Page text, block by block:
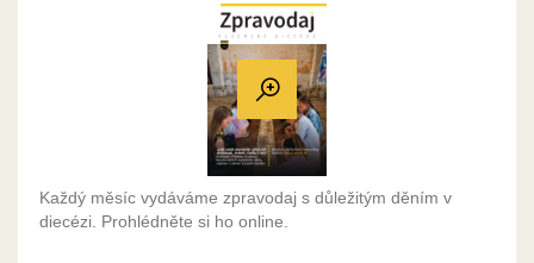
Každý měsíc vydáváme zpravodaj s důležitým děním v
diecézi. Prohlédněte si ho online.